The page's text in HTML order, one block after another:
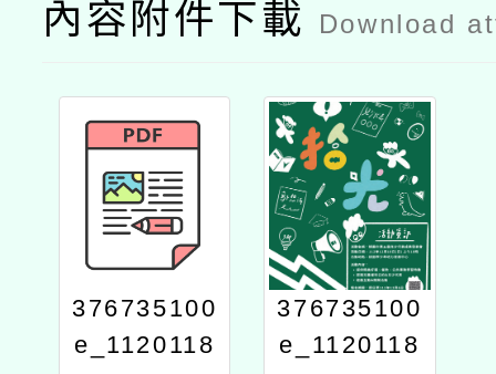
內容附件下載 Download
376735100
e_1120118
376735100
e_1120118